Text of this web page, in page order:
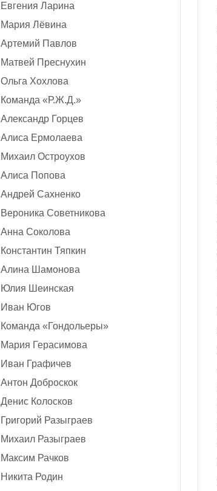
Евгения Ларина
Мария Лёвина
Артемий Павлов
Матвей Преснухин
Ольга Хохлова
Команда «Р.Ж.Д.»
Александр Горцев
Алиса Ермолаева
Михаил Остроухов
Алиса Попова
Андрей Сахненко
Вероника Советникова
Анна Соколова
Константин Тяпкин
Алина Шамонова
Юлия Шеинская
Иван Югов
Команда «Гондольеры»
Мария Герасимова
Иван Графичев
Антон Доброскок
Денис Колосков
Григорий Разыграев
Михаил Разыграев
Максим Рачков
Никита Родин